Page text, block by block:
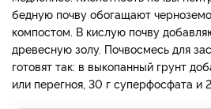
бедную почву обогащают
компостом. В кислую почву
древесную золу. Почвосмесь для
готовят так: в выкопанный грунт
или перегноя, 30 г суперфосфата и